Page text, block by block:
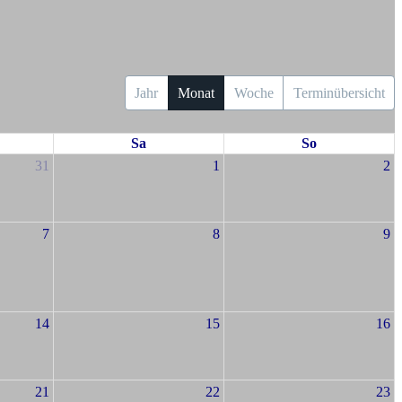
Jahr Monat Woche Terminübersicht
Sa
So
31
1 2
7 8 9
14 15 16
21 22 23